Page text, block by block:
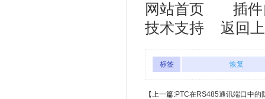
网站首页
插
技术支持
返回
标签 恢复
【上一篇:PTC在RS485通讯端口中的